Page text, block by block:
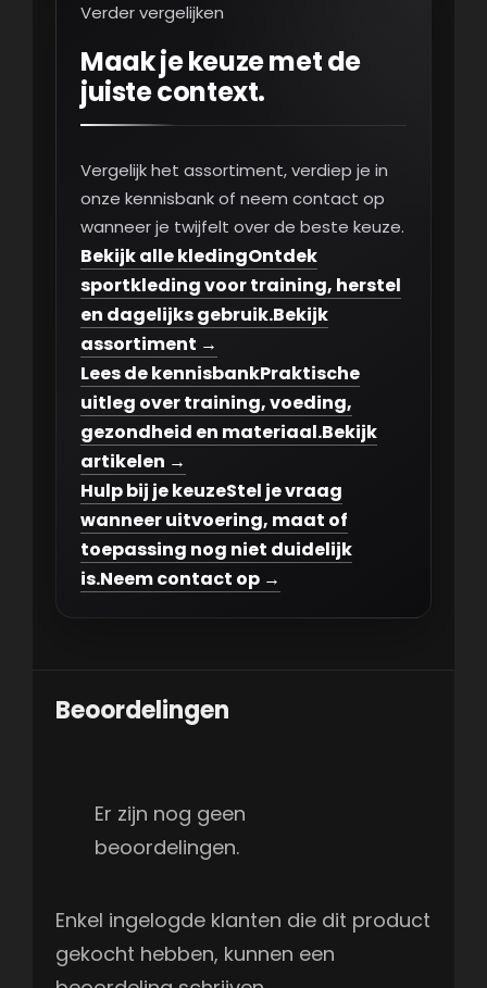
Verder vergelijken
Maak je keuze met de
juiste context.
Vergelijk het assortiment, verdiep je in
onze kennisbank of neem contact op
wanneer je twijfelt over de beste keuze.
Bekijk alle kledingOntdek
sportkleding voor training, herstel
en dagelijks gebruik.Bekijk
assortiment →
Lees de kennisbankPraktische
uitleg over training, voeding,
gezondheid en materiaal.Bekijk
artikelen →
Hulp bij je keuzeStel je vraag
wanneer uitvoering, maat of
toepassing nog niet duidelijk
is.Neem contact op →
Beoordelingen
Er zijn nog geen
beoordelingen.
Enkel ingelogde klanten die dit product
gekocht hebben, kunnen een